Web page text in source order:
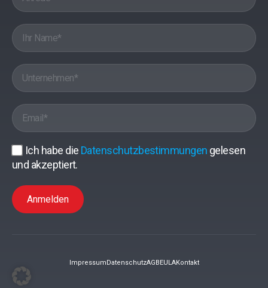
Ich habe die Datenschutzbestimmungen gelesen
und akzeptiert.
Anmelden
Impressum DatenschutzAGB EULAKontakt